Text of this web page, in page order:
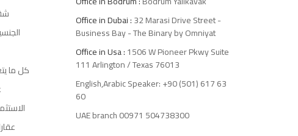
كل ما
Office in Dubai :32 Marasi Drive Street -
Business Bay - The Binary by Omniyat
Office in Usa :1506 W Pioneer Pkwy Suite
111 Arlington / Texas 76013
English,Arabic Speaker: +90 (501) 617 63
60
UAE branch 00971 504738300